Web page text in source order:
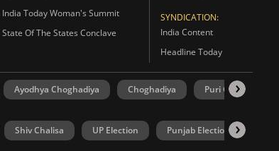
India Today Woman's Summit
State Of The States Conclave
SYNDICATION:
India Content
Headline Today
Ayodhya Choghadiya Choghadiya Puri Choghadiya
Shiv Chalisa UP Election Punjab Election